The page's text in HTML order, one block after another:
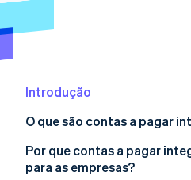
Radar
Incorporação de startups
Remoção de carbono
Identity
Verificação de identidade
Introdução
O que são contas a pagar
Por que contas a pagar
para as empresas?